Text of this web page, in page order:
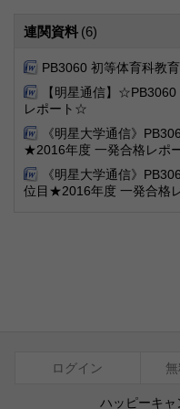
連関資料 (6)
PB3060 初等体育科教
【明星通信】
レポート☆
《明星大学通信》
★2016年度 一発合格レポ
《明星大学通信》
位目★2016年度 一発合格
ログイン
ハッピーキャ